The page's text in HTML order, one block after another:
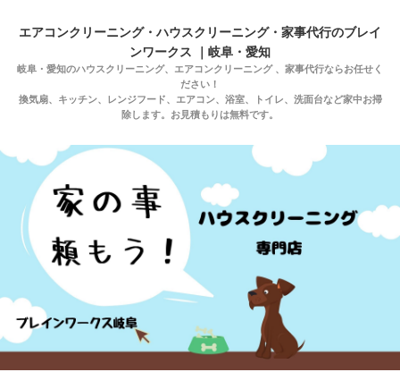
エアコンクリーニング・ハウスクリーニング・家事代行のブレイ
ンワークス ｜岐阜・愛知
岐阜・愛知のハウスクリーニング、エアコンクリーニング 、家事代行ならお任せく
ださい！
換気扇、キッチン、レンジフード、エアコン、浴室、トイレ、洗面台など家中お掃
除します。お見積もりは無料です。